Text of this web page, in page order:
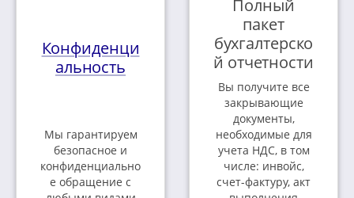
Конфиденци
альность
Мы гарантируем
безопасное и
конфиденциально
е обращение с
Полный
пакет
бухгалтерско
й отчетности
Вы получите все
закрывающие
документы,
необходимые для
учета НДС, в том
числе: инвойс,
счет-фактуру, акт